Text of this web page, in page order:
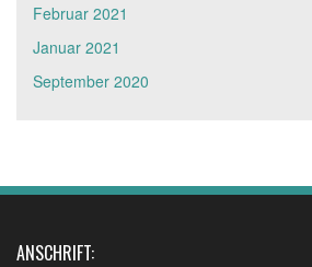
Februar 2021
Januar 2021
September 2020
ANSCHRIFT: